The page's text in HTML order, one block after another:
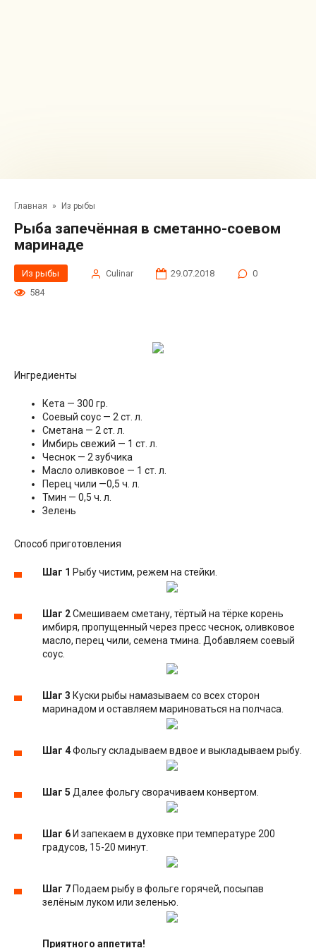
Главная » Из рыбы
Рыба запечённая в сметанно-соевом
маринаде
Из рыбы Сulinar 29.07.2018
0
584
Ингредиенты
Кета — 300 гр.
Соевый соус — 2 ст. л.
Сметана — 2 ст. л.
Имбирь свежий — 1 ст. л.
Чеснок — 2 зубчика
Масло оливковое — 1 ст. л.
Перец чили —0,5 ч. л.
Тмин — 0,5 ч. л.
Зелень
Способ приготовления
Шаг 1 Рыбу чистим, режем на стейки.
Шаг 2Смешиваем сметану, тёртый на тёрке корень
имбиря, пропущенный через пресс чеснок, оливковое
масло, перец чили, семена тмина. Добавляем соевый
соус.
Шаг 3 Куски рыбы намазываем со всех сторон
маринадом и оставляем мариноваться на полчаса.
Шаг 4Фольгу складываем вдвое и выкладываем рыбу.
Шаг 5 Далее фольгу сворачиваем конвертом.
Шаг 6 И запекаем в духовке при температуре 200
градусов, 15-20 минут.
Шаг 7 Подаем рыбу в фольге горячей, посыпав
зелёным луком или зеленью.
Приятного аппетита!